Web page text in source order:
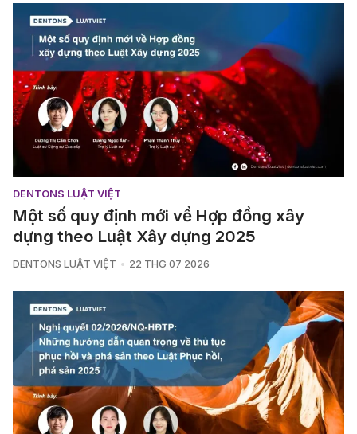
DENTONS LUẬT VIỆT
Một số quy định mới về Hợp đồng xây
dựng theo Luật Xây dựng 2025
DENTONS LUẬT VIỆT 22 THG 07 2026